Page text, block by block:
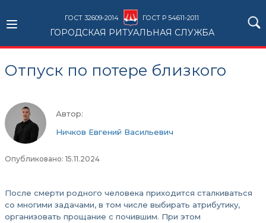
ГОСТ 32609-2014 ГОСТ Р 54611-2011
ГОРОДСКАЯ РИТУАЛЬНАЯ СЛУЖБА
Отпуск по потере близкого
Автор:
Ничков Евгений Васильевич
Опубликовано: 15.11.2024
После смерти родного человека приходится сталкиваться
со многими задачами, в том числе выбирать атрибутику,
организовать прощание с почившим. При этом